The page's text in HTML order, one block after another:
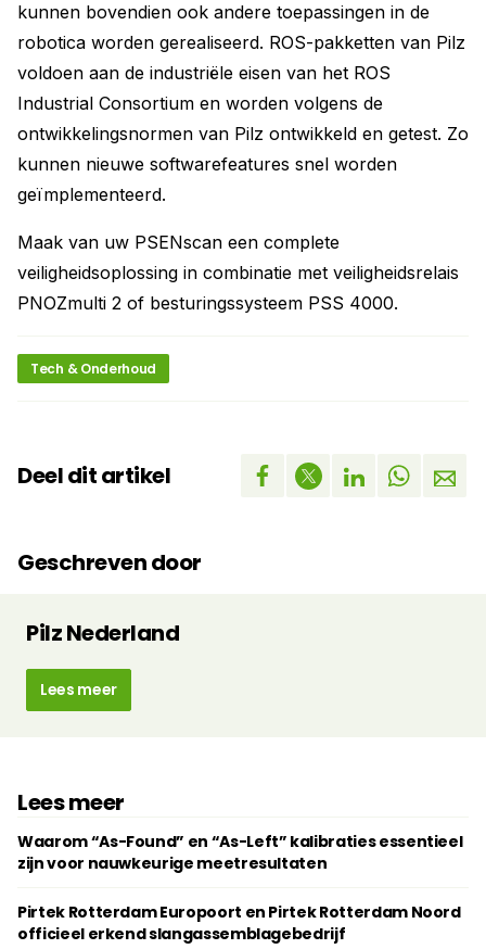
kunnen bovendien ook andere toepassingen in de
robotica worden gerealiseerd. ROS-pakketten van Pilz
voldoen aan de industriële eisen van het ROS
Industrial Consortium en worden volgens de
ontwikkelingsnormen van Pilz ontwikkeld en getest. Zo
kunnen nieuwe softwarefeatures snel worden
geïmplementeerd.
Maak van uw PSENscan een complete
veiligheidsoplossing in combinatie met veiligheidsrelais
PNOZmulti 2 of besturingssysteem PSS 4000.
Tech & Onderhoud
Deel dit artikel
Geschreven door
Pilz Nederland
Lees meer
Lees meer
Waarom “As-Found” en “As-Left” kalibraties essentieel
zijn voor nauwkeurige meetresultaten
Pirtek Rotterdam Europoort en Pirtek Rotterdam Noord
officieel erkend slangassemblagebedrijf